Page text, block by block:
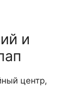
и
центр,